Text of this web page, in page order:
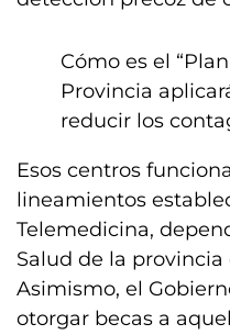
Cómo es el
Provincia
reducir los
Esos centros
lineamientos
Telemedicina,
Salud de la provincia
Asimismo, el
otorgar becas a